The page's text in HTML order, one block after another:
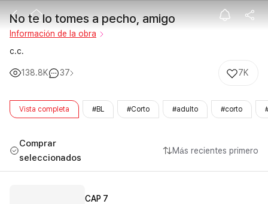
No te lo tomes
No te lo tomes a pecho, amigo
Información de la obra
c.c.
138.8K 37 7K
Vista completa #BL #Corto #adulto #corto
Comprar
seleccionados
Más recientes primero
CAP 7